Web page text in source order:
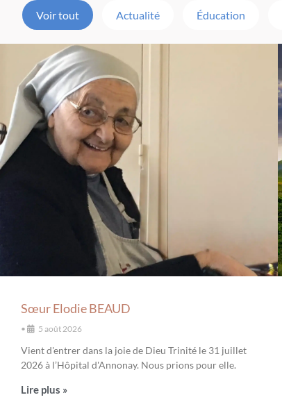
Voir tout Actualité Éducation
Sœur Elodie BEAUD
• 5 août 2026
Vient d'entrer dans la joie de Dieu Trinité le 31 juillet
2026 à l’Hôpital d'Annonay. Nous prions pour elle.
Lire plus »